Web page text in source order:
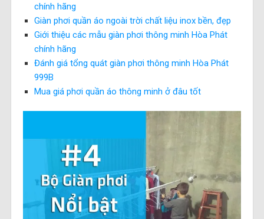
chính hãng
Giàn phơi quần áo ngoài trời chất liệu inox bền, đẹp
Giới thiệu các mẫu giàn phơi thông minh Hòa Phát
chính hãng
Đánh giá tổng quát giàn phơi thông minh Hòa Phát
999B
Mua giá phơi quần áo thông minh ở đâu tốt